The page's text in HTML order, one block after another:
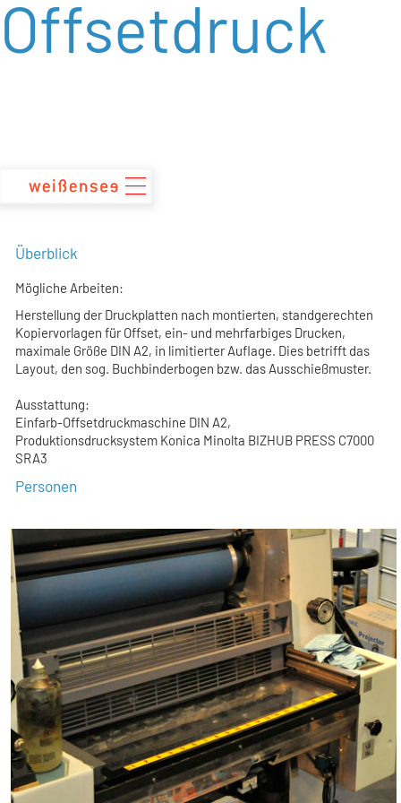
zum
Inhalt
Offsetdruck
Überblick
Mögliche Arbeiten:
Herstellung der Druckplatten nach montierten, standgerechten
Kopiervorlagen für Offset, ein- und mehrfarbiges Drucken,
maximale Größe DIN A2, in limitierter Auflage. Dies betrifft das
Layout, den sog. Buchbinderbogen bzw. das Ausschießmuster.
Ausstattung:
Einfarb-Offsetdruckmaschine DIN A2,
Produktionsdrucksystem Konica Minolta BIZHUB PRESS C7000
SRA3
Personen